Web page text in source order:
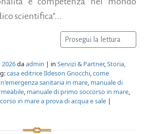
scientifica”...
Prosegui la lettura
daadmin | in Servizi & Partner,Storia,
casa editrice Ildeson Gnocchi,come
sanitaria in mare, manuale di
, manuale di primo soccorso in mare,
in mare a prova di acqua e sale |